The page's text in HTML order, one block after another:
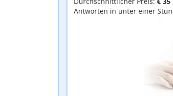
Antworten in unter einer